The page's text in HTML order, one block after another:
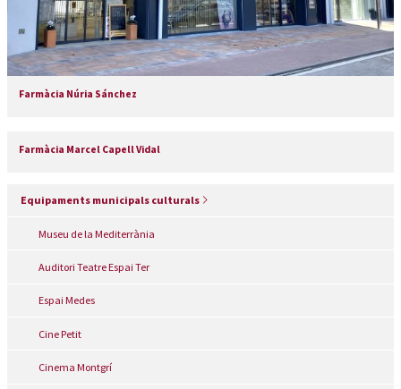
Farmàcia Núria Sánchez
Farmàcia Marcel Capell Vidal
Equipaments municipals culturals
Museu de la Mediterrània
Auditori Teatre Espai Ter
Espai Medes
Cine Petit
Cinema Montgrí